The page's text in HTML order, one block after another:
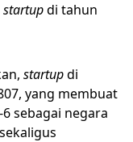
startupdi tahun
startupdi
yang membuat
sebagai negara